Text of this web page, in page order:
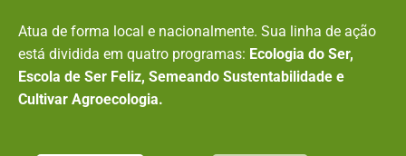
Atua de forma local e nacionalmente. Sua linha de ação
está dividida em quatro programas: Ecologia do Ser,
Escola de Ser Feliz, Semeando Sustentabilidade e
Cultivar Agroecologia.